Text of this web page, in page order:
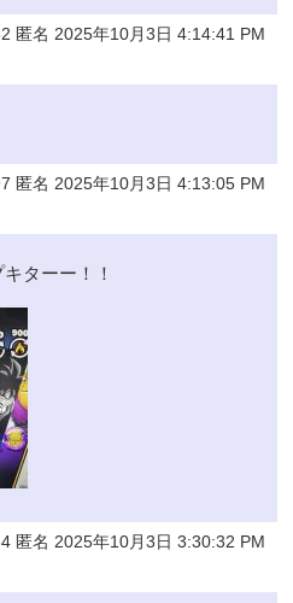
匿名 2025年10月3日 4:14:41 PM
匿名 2025年10月3日 4:13:05 PM
ターー！！
匿名 2025年10月3日 3:30:32 PM